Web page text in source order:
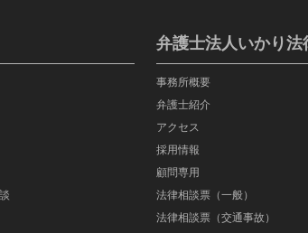
弁護士法人いかり法
事務所概要
弁護士紹介
アクセス
採用情報
顧問専用
法律相談票（一般）
法律相談票（交通事故）